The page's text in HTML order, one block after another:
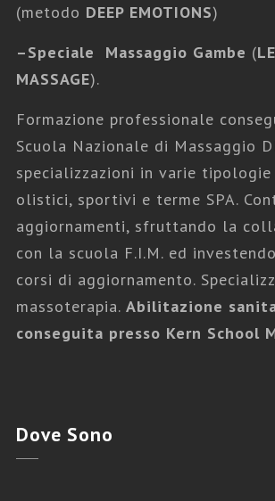
(metodo DEEP EMOTIONS)
–Speciale Massaggio Gambe (
MASSAGE).
Formazione professionale
Scuola Nazionale di Massaggio
specializzazioni in varie tipologie
olistici, sportivi e terme SPA.
aggiornamenti, sfruttando la
con la scuola F.I.M. ed
corsi di aggiornamento.
massoterapia. Abilitazione
conseguita presso Kern School
Dove Sono